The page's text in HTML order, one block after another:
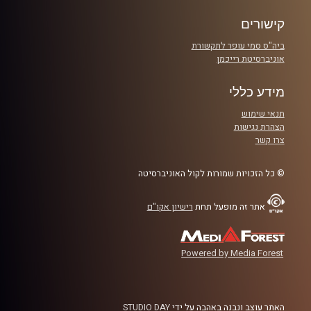
רבע 4: איך לברון סידר את לו, ואיך נזכור את ביל וולטון
קרדיט תמונות:
קישורים
ביה"ס סמי עופר לתקשורת
אוניברסיטת רייכמן
מידע כללי
תנאי שימוש
הצהרת נגישות
צרו קשר
© כל הזכויות שמורות לקול האוניברסיטה
אתר זה מופעל תחת רישיון אקו"ם
Powered by Media Forest
האתר עוצב ונבנה באהבה על ידיSTUDIO DAY